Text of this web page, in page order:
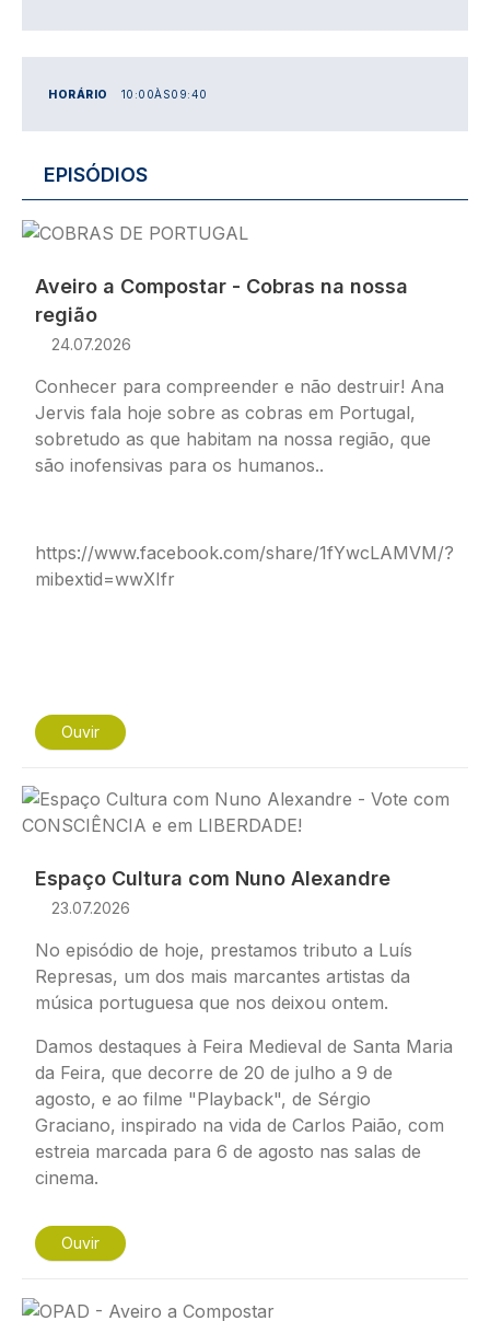
HORÁRIO 10:00ÀS09:40
EPISÓDIOS
Imagem
Aveiro a Compostar - Cobras na nossa
região
24.07.2026
Conhecer para compreender e não destruir! Ana
Jervis fala hoje sobre as cobras em Portugal,
sobretudo as que habitam na nossa região, que
são inofensivas para os humanos..
https://www.facebook.com/share/1fYwcLAMVM/?
mibextid=wwXIfr
Ouvir
Imagem
Espaço Cultura com Nuno Alexandre
23.07.2026
No episódio de hoje, prestamos tributo a Luís
Represas, um dos mais marcantes artistas da
música portuguesa que nos deixou ontem.
Damos destaques à Feira Medieval de Santa Maria
da Feira, que decorre de 20 de julho a 9 de
agosto, e ao filme "Playback", de Sérgio
Graciano, inspirado na vida de Carlos Paião, com
estreia marcada para 6 de agosto nas salas de
cinema.
Ouvir
Imagem